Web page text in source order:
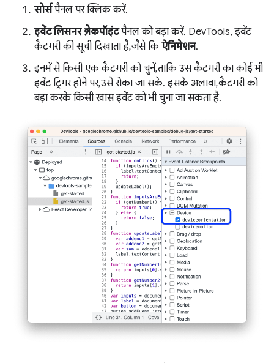
सोर्सपैनल पर क्लिक करें.
इवेंट लिसनर ब्रेकपॉइंटपैनल को बड़ा करें. DevTools, इवेंट
कैटगरी की सूची दिखाता है, जैसे किऐनिमेशन.
इनमें से किसी एक कैटगरी को चुनें, ताकि उस कैटगरी का कोई भी
इवेंट ट्रिगर होने पर, उसे रोका जा सके. इसके अलावा, कैटगरी को
बड़ा करके किसी खास इवेंट को भी चुना जा सकता है.